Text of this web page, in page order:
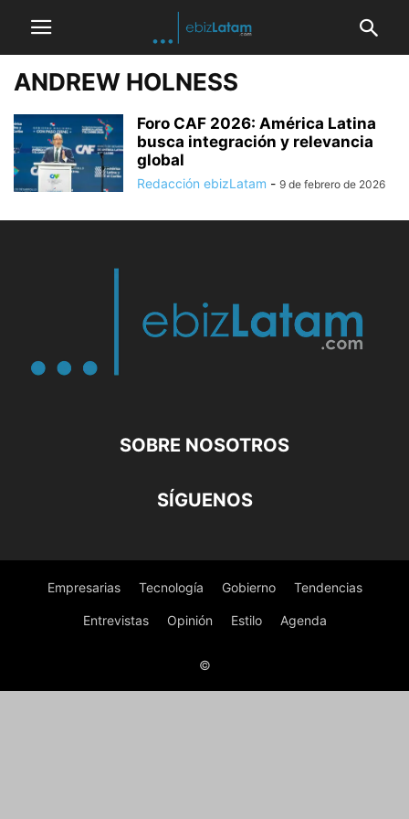
ANDREW HOLNESS
Foro CAF 2026: América Latina
busca integración y relevancia
global
Redacción ebizLatam - 9 de febrero de 2026
SOBRE NOSOTROS
SÍGUENOS
Empresarias Tecnología Gobierno Tendencias
Entrevistas Opinión Estilo Agenda
©